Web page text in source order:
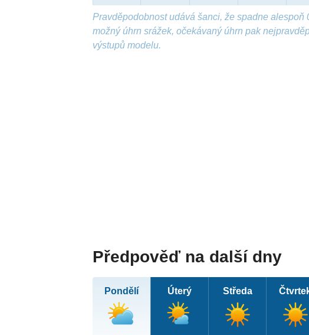
Pravděpodobnost udává šanci, že spadne
možný úhrn srážek, očekávaný úhrn pak
výstupů modelu.
Předpověď na další dny
Pondělí Úterý Středa